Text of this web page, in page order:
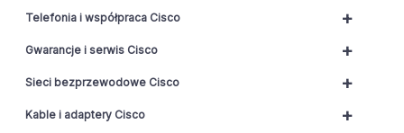
+
Telefonia i współpraca Cisco
+
Gwarancje i serwis Cisco
+
Sieci bezprzewodowe Cisco
+
Kable i adaptery Cisco